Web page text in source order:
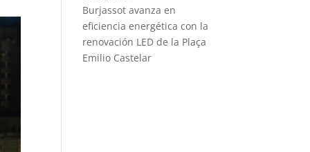
Burjassot avanza en
eficiencia energética con la
renovación LED de la Plaça
Emilio Castelar